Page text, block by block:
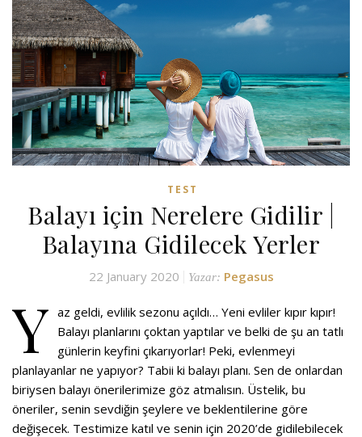
TEST
Balayı için Nerelere Gidilir |
Balayına Gidilecek Yerler
22 January 2020 Yazar: Pegasus
Y az geldi, evlilik sezonu açıldı… Yeni evliler kıpır kıpır!
Balayı planlarını çoktan yaptılar ve belki de şu an tatlı
günlerin keyfini çıkarıyorlar! Peki, evlenmeyi
planlayanlar ne yapıyor? Tabii ki balayı planı. Sen de onlardan
biriysen balayı önerilerimize göz atmalısın. Üstelik, bu
öneriler, senin sevdiğin şeylere ve beklentilerine göre
değişecek. Testimize katıl ve senin için 2020’de gidilebilecek